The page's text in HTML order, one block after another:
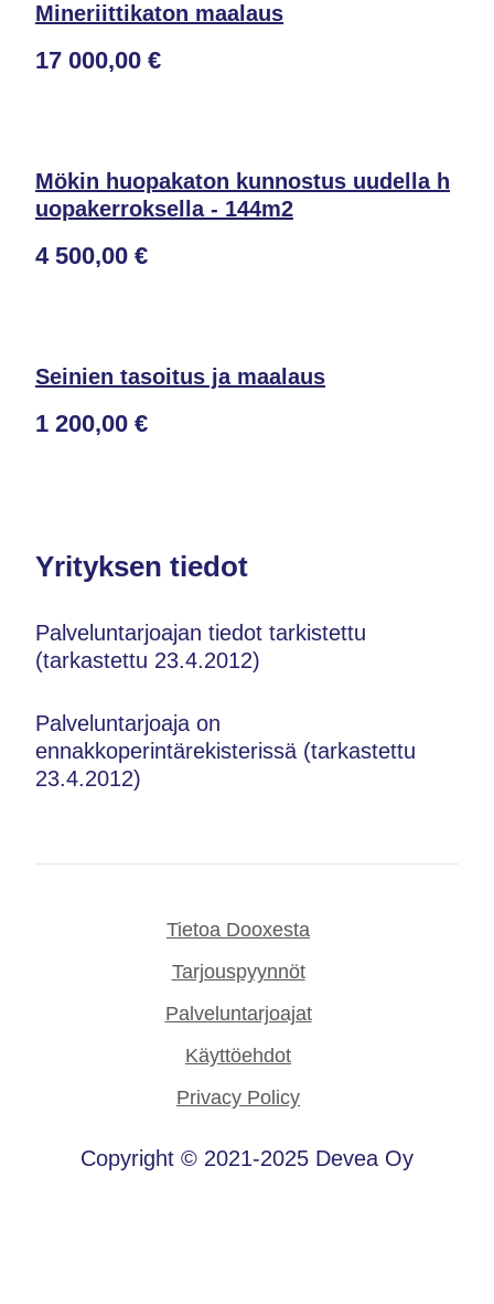
Mineriittikaton maalaus
17 000,00 €
Mökin huopakaton kunnostus uudella h
uopakerroksella - 144m2
4 500,00 €
Seinien tasoitus ja maalaus
1 200,00 €
Yrityksen tiedot
Palveluntarjoajan tiedot tarkistettu
(tarkastettu 23.4.2012)
Palveluntarjoaja on
ennakkoperintärekisterissä (tarkastettu
23.4.2012)
Tietoa Dooxesta
Tarjouspyynnöt
Palveluntarjoajat
Käyttöehdot
Privacy Policy
Copyright © 2021-2025 Devea Oy